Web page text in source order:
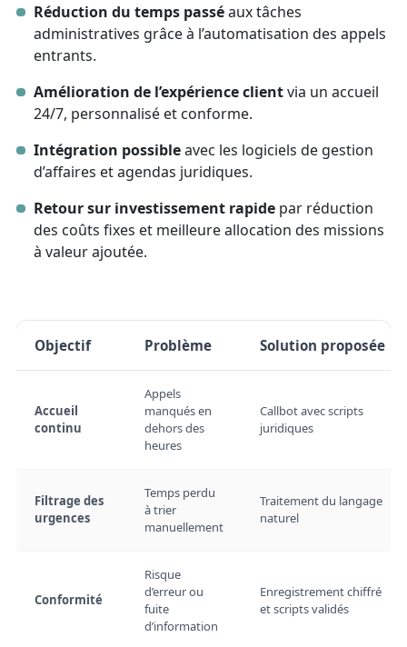
Réduction du temps passéaux tâches
administratives grâce à l’automatisation des appels
entrants.
Amélioration de l’expérience clientvia un accueil
24/7, personnalisé et conforme.
Intégration possibleavec les logiciels de gestion
d’affaires et agendas juridiques.
Retour sur investissement rapide par réduction
des coûts fixes et meilleure allocation des missions
à valeur ajoutée.
Objectif Problème Solution proposée
Accueil
continu
Appels
manqués en
dehors des
heures
Callbot avec scripts
juridiques
Filtrage des
urgences
Temps perdu
à trier
manuellement
Traitement du langage
naturel
Conformité
Risque
d’erreur ou
fuite
d’information
Enregistrement chiffré
et scripts validés